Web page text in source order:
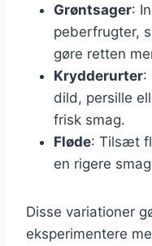
Grøntsager:
peberfrugter,
gøre retten
Krydderurter:
dild, persille
frisk smag.
Fløde: Tilsæt
en rigere
Disse variationer
eksperimentere